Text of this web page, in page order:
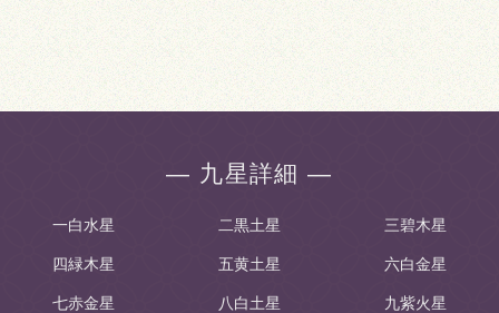
― 九星詳細 ―
一白水星 二黒土星 三碧木星
四緑木星 五黄土星 六白金星
七赤金星 八白土星 九紫火星